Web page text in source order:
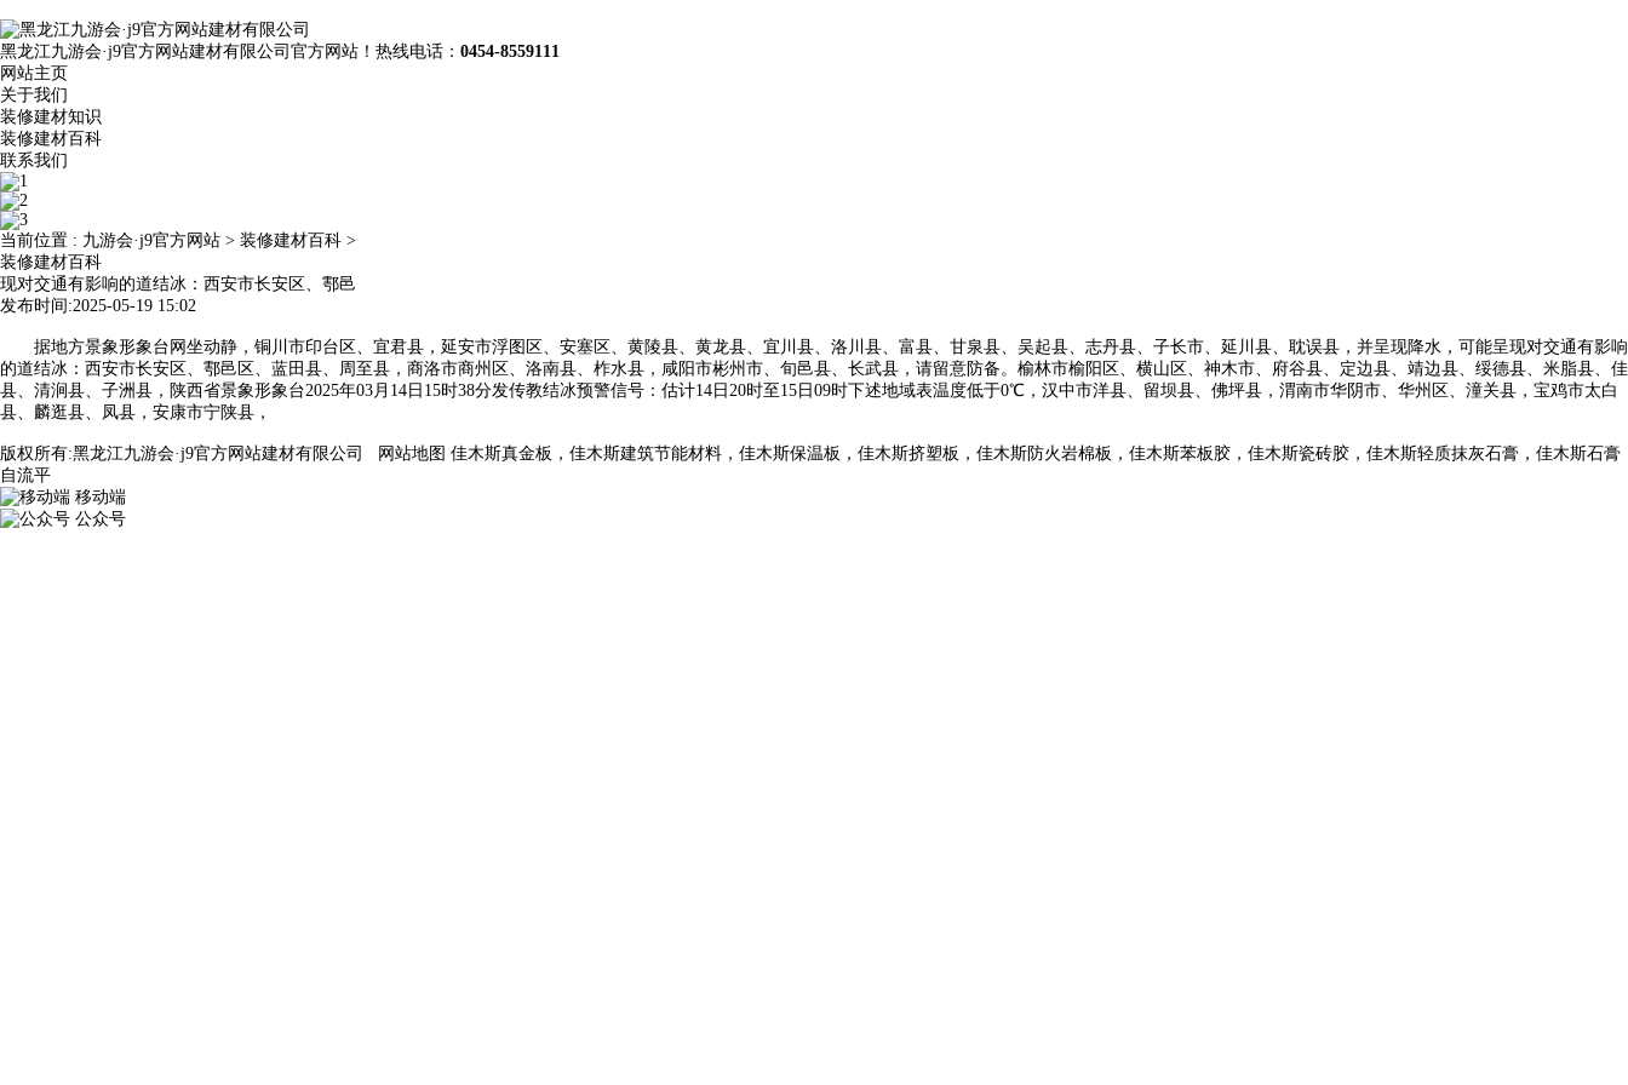
黑龙江九游会·j9官方网站建材有限公司官方网站！热线电话： 0454-8559111
网站主页
关于我们
装修建材知识
装修建材百科
联系我们
当前位置 : 九游会·j9官方网站 > 装修建材百科 >
装修建材百科
现对交通有影响的道结冰：西安市长安区、鄠邑
发布时间:2025-05-19 15:02
据地方景象形象台网坐动静，铜川市印台区、宜君县，延安市浮图区、安塞区、黄陵县、黄龙县、宜川县、洛川县、富县、甘泉县、吴起县、志丹县、子长市、延川县、耽误县，并呈现降水，可能呈现对交通有影响
的道结冰：西安市长安区、鄠邑区、蓝田县、周至县，商洛市商州区、洛南县、柞水县，咸阳市彬州市、旬邑县、长武县，请留意防备。榆林市榆阳区、横山区、神木市、府谷县、定边县、靖边县、绥德县、米脂县、佳
县、清涧县、子洲县，陕西省景象形象台2025年03月14日15时38分发传教结冰预警信号：估计14日20时至15日09时下述地域表温度低于0℃，汉中市洋县、留坝县、佛坪县，渭南市华阴市、华州区、潼关县，宝鸡市太白
县、麟逛县、凤县，安康市宁陕县，
版权所有:黑龙江九游会·j9官方网站建材有限公司 网站地图 佳木斯真金板，佳木斯建筑节能材料，佳木斯保温板，佳木斯挤塑板，佳木斯防火岩棉板，佳木斯苯板胶，佳木斯瓷砖胶，佳木斯轻质抹灰石膏，佳木斯石膏
自流平
移动端
公众号